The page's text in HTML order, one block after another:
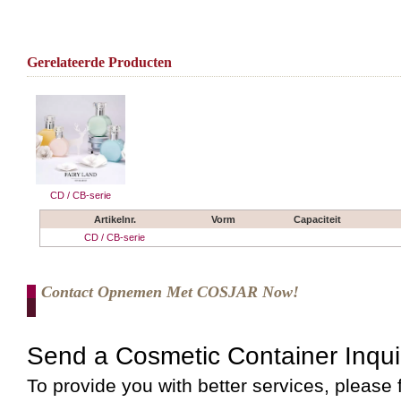
Gerelateerde Producten
CD / CB-serie
Artikelnr. Vorm
Capaciteit
CD / CB-serie
Contact Opnemen Met COSJAR Now!